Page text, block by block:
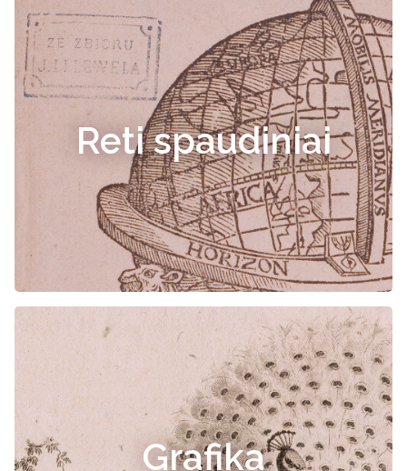
Reti spaudiniai
Grafika